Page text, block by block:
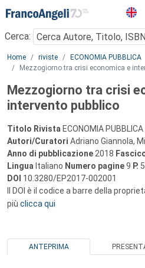
Menu
Cerca:
Main content
Home riviste ECONOMIA PUBBLICA
Mezzogiorno tra crisi economica e
Mezzogiorno tra crisi
intervento pubblico
Titolo Rivista ECONOMIA PUBBLICA
Autori/Curatori Adriano Giannola,
Anno di pubblicazione 2018
Lingua Italiano Numero pagine9 P.
DOI 10.3280/EP2017-002001
Il DOI è il codice a barre della
più clicca qui
ANTEPRIMA